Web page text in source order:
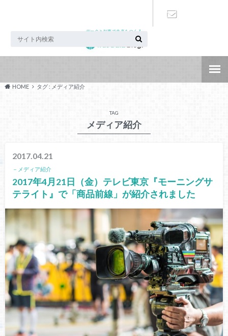
データと知恵で未来をつくる
HOME タグ : メディア紹介
TAG
メディア紹介
2017.04.21
－メディア紹介
2017年4月21日（金）テレビ東京『モーニングサ
テライト』で「商品前線」が紹介されました